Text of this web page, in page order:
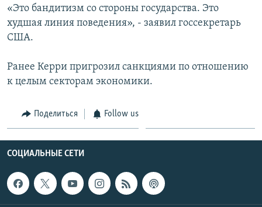
«Это бандитизм со стороны государства. Это
худшая линия поведения», - заявил госсекретарь
США.
Ранее Керри пригрозил санкциями по отношению
к целым секторам экономики.
Поделиться Follow us
СОЦИАЛЬНЫЕ СЕТИ